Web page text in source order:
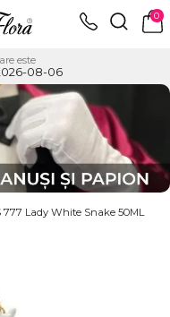
0
este
08-06
777 Lady White Snake 50ML